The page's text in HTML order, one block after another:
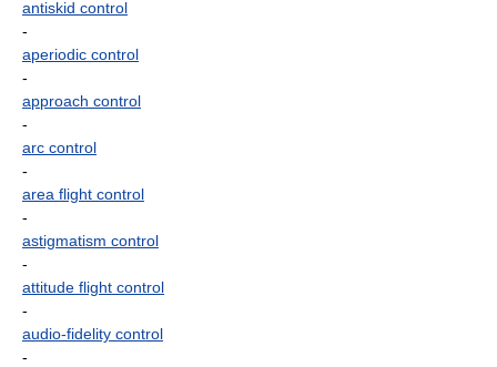
antiskid control
-
aperiodic control
-
approach control
-
arc control
-
area flight control
-
astigmatism control
-
attitude flight control
-
audio-fidelity control
-